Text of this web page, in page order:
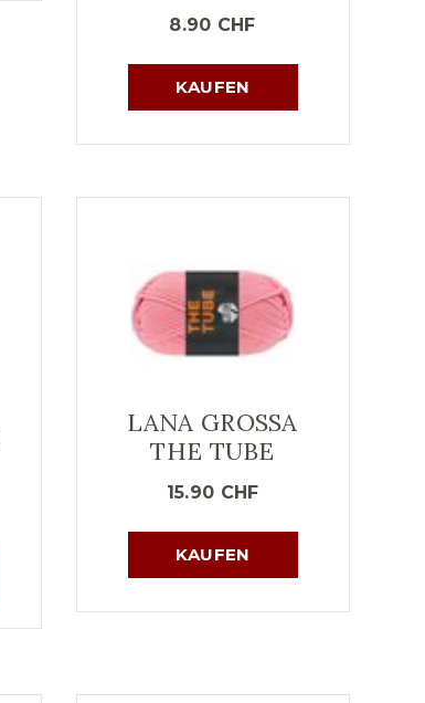
8.90 CHF
KAUFEN
LANA GROSSA
THE TUBE
15.90 CHF
KAUFEN